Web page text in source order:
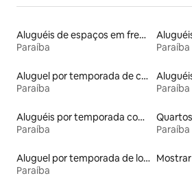
Aluguéis de espaços em frente à praia
Paraíba
Paraíba
Aluguel por temporada de casas de veraneio
Paraíba
Paraíba
Aluguéis por temporada com suítes privativas
Paraíba
Paraíba
Aluguel por temporada de lofts
Paraíba